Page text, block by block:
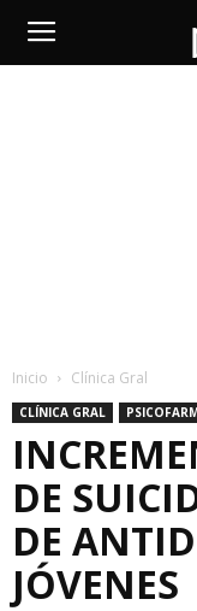
Enrique
Inicio Clínica Gral
CLÍNICA GRAL
DE
DE
JÓVENES